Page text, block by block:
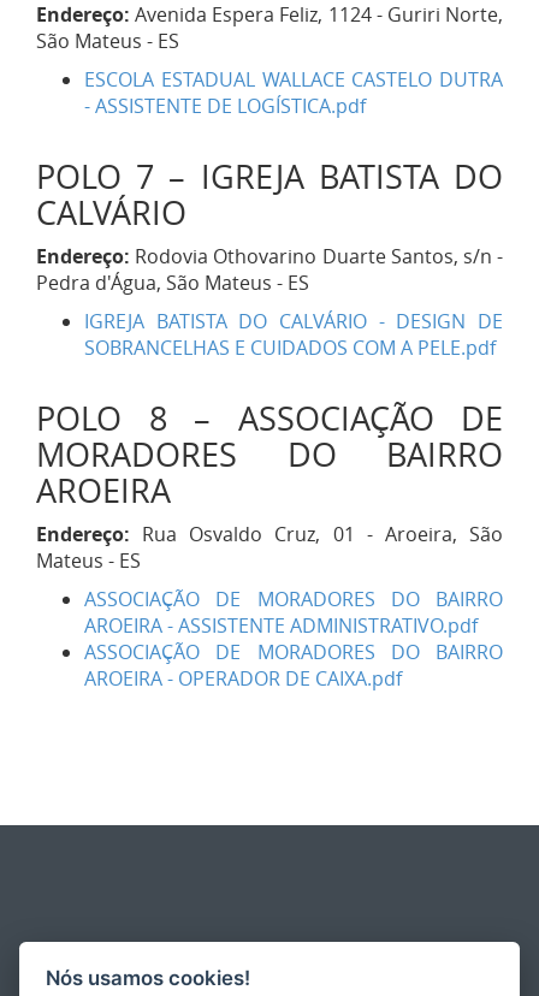
Endereço: Avenida Espera Feliz, 1124 - Guriri Norte,
São Mateus - ES
ESCOLA ESTADUAL WALLACE CASTELO DUTRA
- ASSISTENTE DE LOGÍSTICA.pdf
POLO 7 – IGREJA BATISTA DO
CALVÁRIO
Endereço: Rodovia Othovarino Duarte Santos, s/n -
Pedra d'Água, São Mateus - ES
IGREJA BATISTA DO CALVÁRIO - DESIGN DE
SOBRANCELHAS E CUIDADOS COM A PELE.pdf
POLO 8 – ASSOCIAÇÃO DE
MORADORES DO BAIRRO
AROEIRA
Endereço: Rua Osvaldo Cruz, 01 - Aroeira, São
Mateus - ES
ASSOCIAÇÃO DE MORADORES DO BAIRRO
AROEIRA - ASSISTENTE ADMINISTRATIVO.pdf
ASSOCIAÇÃO DE MORADORES DO BAIRRO
AROEIRA - OPERADOR DE CAIXA.pdf
Nós usamos cookies!